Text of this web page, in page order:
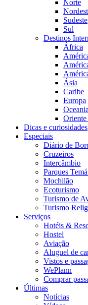
Norte
Sudeste
Sul
Destinos
África
Ásia
Caribe
Europa
Oceania
Dicas e curiosidades
Especiais
Diário de
Cruzeiros
Intercâmbio
Parques
Mochilão
Ecoturismo
Turismo de
Turismo
Serviços
Hotéis &
Hostel
Aviação
Aluguel de
Vistos e
WePlann
Comprar
Últimas
Notícias